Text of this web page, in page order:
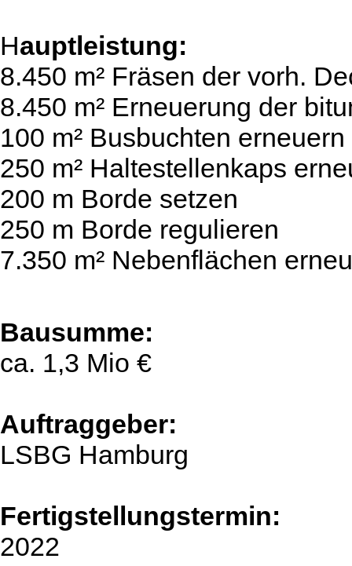
Hauptleistung:
8.450 m² Fräsen der vorh.
8.450 m² Erneuerung der
100 m² Busbuchten erneuern
250 m² Haltestellenkaps
200 m Borde setzen
250 m Borde regulieren
7.350 m² Nebenflächen
Bausumme:
ca. 1,3 Mio €
Auftraggeber:
LSBG Hamburg
Fertigstellungstermin:
2022